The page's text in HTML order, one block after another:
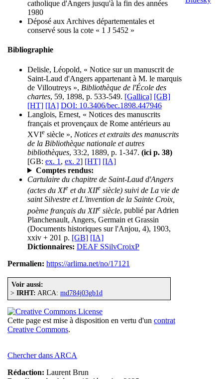
catholique d'Angers jusqu'à la fin des années
1980
Déposé aux Archives départementales et
conservé sous la cote « 1 J 5452 »
Bibliographie
Delisle, Léopold, « Notice sur un manuscrit de
Saint-Laud d'Angers appartenant à M. le marquis
de Villoutreys », Bibliothèque de l'École des
chartes, 59, 1898, p. 533-549. [Gallica] [GB]
[HT] [IA] DOI: 10.3406/bec.1898.447946
Langlois, Ernest, « Notices des manuscrits
français et provençaux de Rome antérieurs au
XVIe siècle », Notices et extraits des manuscrits
de la Bibliothèque nationale et autres
bibliothèques, 33:2, 1889, p. 1-347. (ici p. 38)
[GB: ex. 1 , ex. 2] [HT] [IA]
Comptes rendus:
Cartulaire du chapitre de Saint-Laud d'Angers
(actes du XIe et du XIIe siècle) suivi de La vie de
saint Silvestre et L'invention de la Sainte Croix,
poème français du XIIe siècle, publié par Adrien
Planchenault, Angers, Germain et Grassin
(Documents historiques sur l'Anjou, 4), 1903,
xxiv + 201 p. [GB] [IA]
Dictionnaires: DEAF SSilvCroixP
Permalien: https://arlima.net/no/17121
Voir aussi:
> IRHT: ARCA: md784j03gb1d
Cette page est mise à disposition en vertu d'un contrat
Creative Commons.
Chercher dans ARCA
Rédaction: Laurent Brun